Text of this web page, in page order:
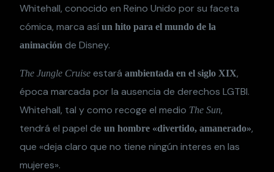
Whitehall, conocido en Reino Unido por su faceta
cómica, marca asíun hito para el mundo de la
animación de Disney.
The Jungle Cruise estaráambientada en el siglo XIX,
época marcada por la ausencia de derechos LGTBI.
Whitehall, tal y como recoge el medio The Sun,
tendrá el papel deun hombre «divertido, amanerado»,
que «deja claro que no tiene ningún interes en las
mujeres».